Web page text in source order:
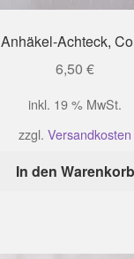
Anhäkel-Achteck,
6,50 €
inkl. 19 % MwSt.
zzgl. Versandkosten
In den Warenkorb